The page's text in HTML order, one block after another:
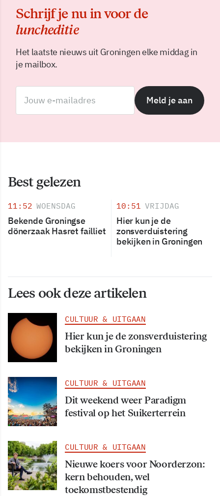
Schrijf je nu in voor de
luncheditie
Het laatste nieuws uit Groningen elke middag in
je mailbox.
Meld je aan
Best gelezen
11:52 WOENSDAG
Bekende Groningse
dönerzaak Hasret failliet
10:51 VRIJDAG
Hier kun je de
zonsverduistering
bekijken in Groningen
Lees ook deze artikelen
CULTUUR & UITGAAN
Hier kun je de zonsverduistering
bekijken in Groningen
CULTUUR & UITGAAN
Dit weekend weer Paradigm
festival op het Suikerterrein
CULTUUR & UITGAAN
Nieuwe koers voor Noorderzon:
kern behouden, wel
toekomstbestendig